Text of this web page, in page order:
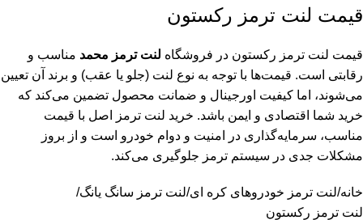
قیمت لنت ترمز رکستون
قیمت لنت ترمز رکستون در فروشگاه لنت ترمز محمد مناسب و
رقابتی است. قیمت‌ها با توجه به نوع لنت (جلو یا عقب) و برند آن تعیین
می‌شوند، اما کیفیت اورجینال و ضمانت محصول تضمین می‌کند که
خرید شما اقتصادی و ایمن باشد. خرید لنت ترمز اصل با قیمت
مناسب، سرمایه‌گذاری در امنیت و دوام خودرو است و از بروز
مشکلات جدی در سیستم ترمز جلوگیری می‌کند.
خانه لنت ترمز خودروهای کره ای لنت ترمز سانگ یانگ
لنت ترمز رکستون